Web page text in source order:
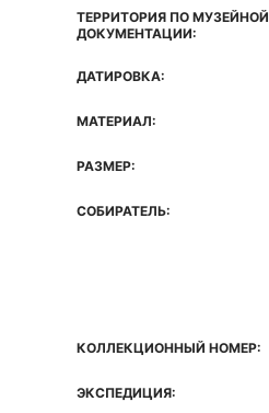
ТЕРРИТОРИЯ ПО МУЗЕЙНОЙ
ДОКУМЕНТАЦИИ:
ДАТИРОВКА:
МАТЕРИАЛ:
РАЗМЕР:
СОБИРАТЕЛЬ:
КОЛЛЕКЦИОННЫЙ НОМЕР:
ЭКСПЕДИЦИЯ: